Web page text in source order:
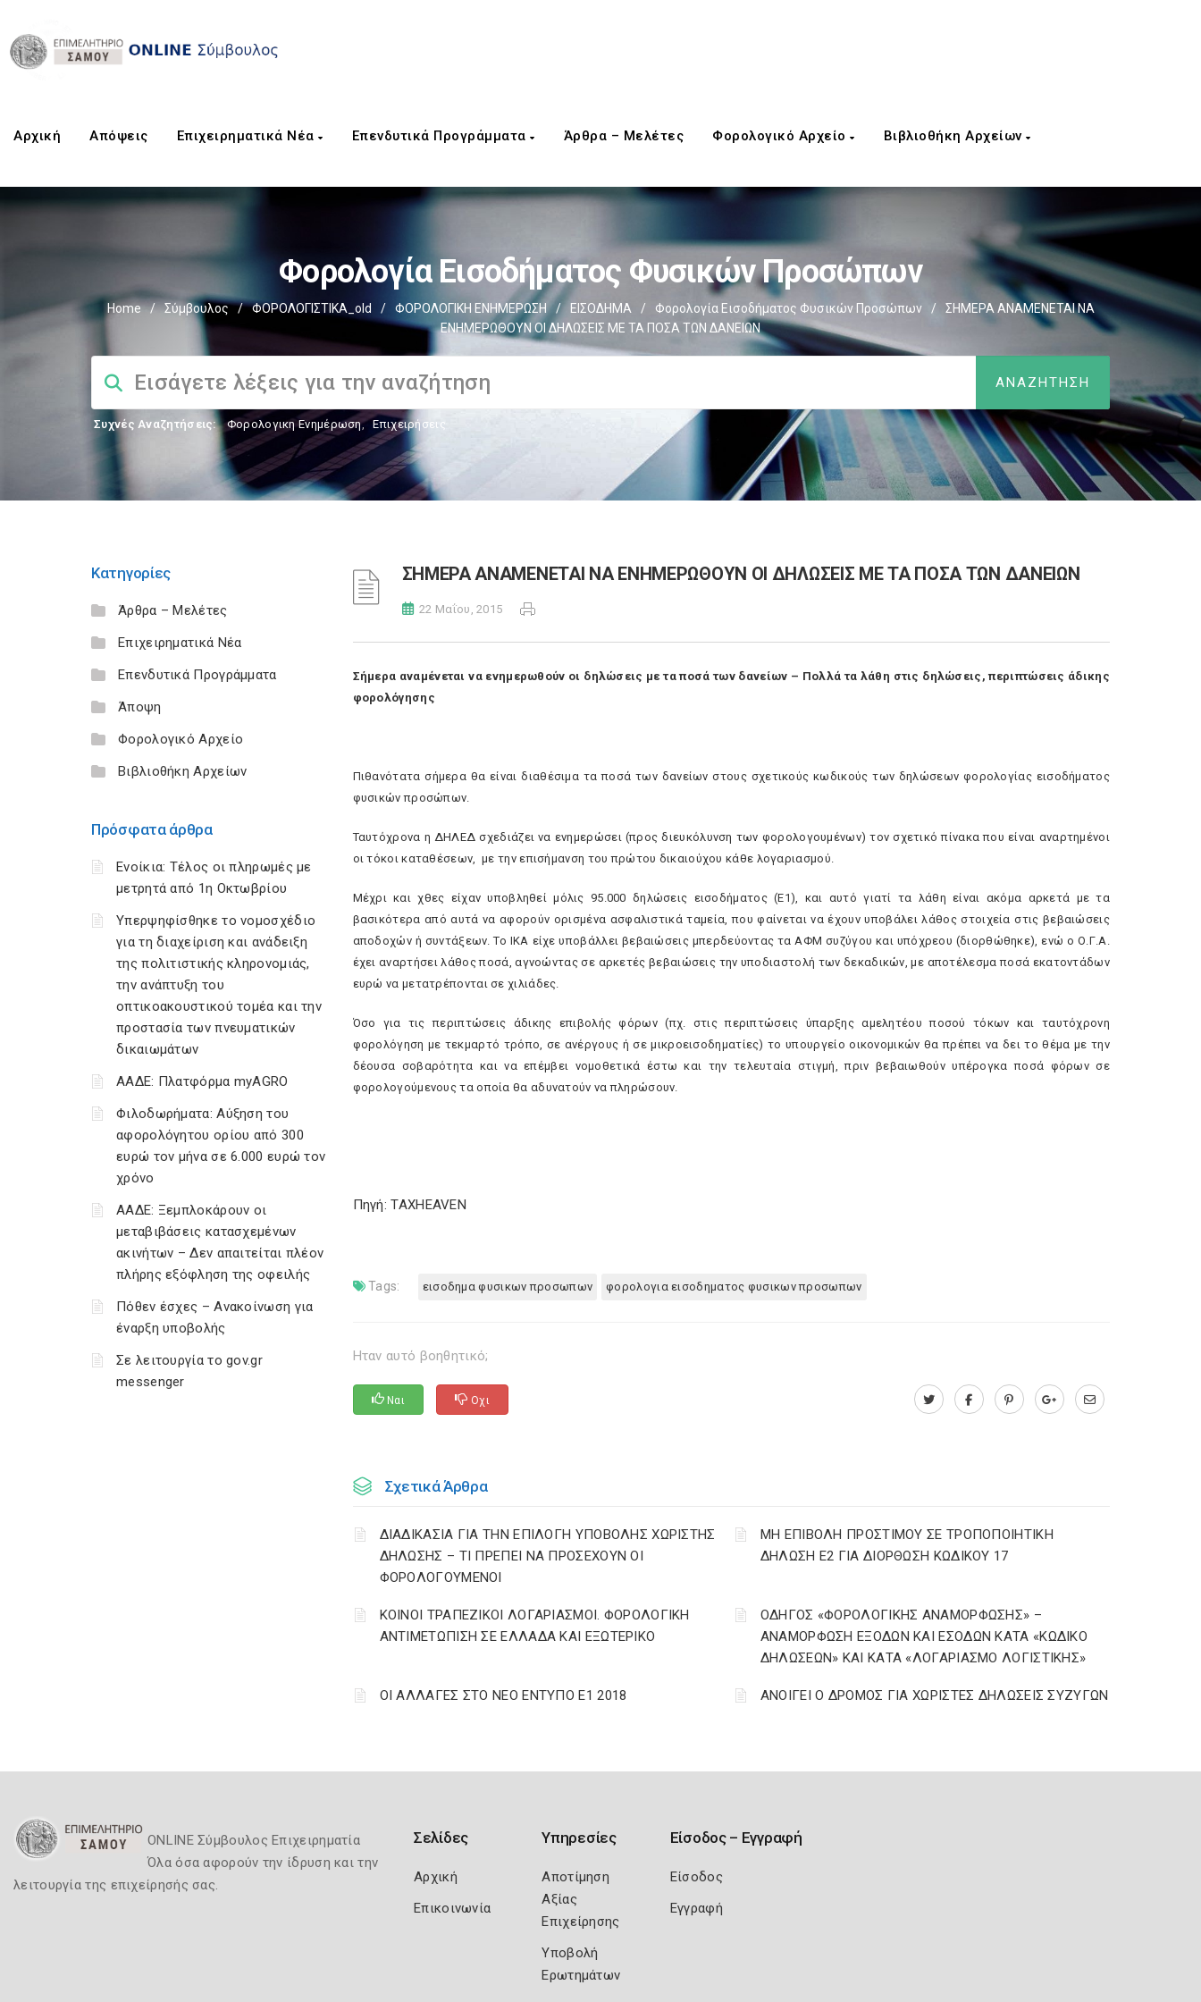
Αρχική Aπόψεις Επιχειρηματικά Νέα Επενδυτικά Προγράμματα Άρθρα – Μελέτες Φορολογικό Αρχείο Βιβλιοθήκη Αρχείων
Φορολογία Εισοδήματος Φυσικών Προσώπων
Home / Σύμβουλος / ΦΟΡΟΛΟΓΙΣΤΙΚΑ_old / ΦΟΡΟΛΟΓΙΚΗ ΕΝΗΜΕΡΩΣΗ / ΕΙΣΟΔΗΜΑ / Φορολογία Εισοδήματος Φυσικών Προσώπων /
ΣΗΜΕΡΑ ΑΝΑΜΕΝΕΤΑΙ ΝΑ
ΕΝΗΜΕΡΩΘΟΥΝ ΟΙ ΔΗΛΩΣΕΙΣ ΜΕ ΤΑ ΠΟΣΑ ΤΩΝ ΔΑΝΕΙΩΝ
Συχνές Αναζητήσεις: Φορολογικη Ενημέρωση, Επιχειρήσεις
Κατηγορίες
Άρθρα – Μελέτες
Επιχειρηματικά Νέα
Επενδυτικά Προγράμματα
Άποψη
Φορολογικό Αρχείο
Βιβλιοθήκη Αρχείων
Πρόσφατα άρθρα
Ενοίκια: Τέλος οι πληρωμές με
μετρητά από 1η Οκτωβρίου
Υπερψηφίσθηκε το νομοσχέδιο
για τη διαχείριση και ανάδειξη
της πολιτιστικής κληρονομιάς,
την ανάπτυξη του
οπτικοακουστικού τομέα και την
προστασία των πνευματικών
δικαιωμάτων
ΑΑΔΕ: Πλατφόρμα myAGRO
Φιλοδωρήματα: Αύξηση του
αφορολόγητου ορίου από 300
ευρώ τον μήνα σε 6.000 ευρώ τον
χρόνο
ΑΑΔΕ: Ξεμπλοκάρουν οι
μεταβιβάσεις κατασχεμένων
ακινήτων – Δεν απαιτείται πλέον
πλήρης εξόφληση της οφειλής
Πόθεν έσχες – Ανακοίνωση για
έναρξη υποβολής
Σε λειτουργία το gov.gr
messenger
ΣΗΜΕΡΑ ΑΝΑΜΕΝΕΤΑΙ ΝΑ ΕΝΗΜΕΡΩΘΟΥΝ ΟΙ ΔΗΛΩΣΕΙΣ ΜΕ ΤΑ ΠΟΣΑ ΤΩΝ ΔΑΝΕΙΩΝ
22 Μαΐου, 2015
Σήμερα αναμένεται να ενημερωθούν οι δηλώσεις με τα ποσά των δανείων – Πολλά τα λάθη στις δηλώσεις, περιπτώσεις άδικης
φορολόγησης
Πιθανότατα σήμερα θα είναι διαθέσιμα τα ποσά των δανείων στους σχετικούς κωδικούς των δηλώσεων φορολογίας εισοδήματος
φυσικών προσώπων.
Ταυτόχρονα η ΔΗΛΕΔ σχεδιάζει να ενημερώσει (προς διευκόλυνση των φορολογουμένων) τον σχετικό πίνακα που είναι αναρτημένοι
οι τόκοι καταθέσεων, με την επισήμανση του πρώτου δικαιούχου κάθε λογαριασμού.
Μέχρι και χθες είχαν υποβληθεί μόλις 95.000 δηλώσεις εισοδήματος (Ε1), και αυτό γιατί τα λάθη είναι ακόμα αρκετά με τα
βασικότερα από αυτά να αφορούν ορισμένα ασφαλιστικά ταμεία, που φαίνεται να έχουν υποβάλει λάθος στοιχεία στις βεβαιώσεις
αποδοχών ή συντάξεων. Το ΙΚΑ είχε υποβάλλει βεβαιώσεις μπερδεύοντας τα ΑΦΜ συζύγου και υπόχρεου (διορθώθηκε), ενώ ο Ο.Γ.Α.
έχει αναρτήσει λάθος ποσά, αγνοώντας σε αρκετές βεβαιώσεις την υποδιαστολή των δεκαδικών, με αποτέλεσμα ποσά εκατοντάδων
ευρώ να μετατρέπονται σε χιλιάδες.
Όσο για τις περιπτώσεις άδικης επιβολής φόρων (πχ. στις περιπτώσεις ύπαρξης αμελητέου ποσού τόκων και ταυτόχρονη
φορολόγηση με τεκμαρτό τρόπο, σε ανέργους ή σε μικροεισοδηματίες) το υπουργείο οικονομικών θα πρέπει να δει το θέμα με την
δέουσα σοβαρότητα και να επέμβει νομοθετικά έστω και την τελευταία στιγμή, πριν βεβαιωθούν υπέρογκα ποσά φόρων σε
φορολογούμενους τα οποία θα αδυνατούν να πληρώσουν.
Πηγή: TAXHEAVEN
Tags: εισοδημα φυσικων προσωπων φορολογια εισοδηματος φυσικων προσωπων
Ηταν αυτό βοηθητικό;
Ναι Οχι
Σχετικά Άρθρα
ΔΙΑΔΙΚΑΣΙΑ ΓΙΑ ΤΗΝ ΕΠΙΛΟΓΗ ΥΠΟΒΟΛΗΣ ΧΩΡΙΣΤΗΣ
ΔΗΛΩΣΗΣ – ΤΙ ΠΡΕΠΕΙ ΝΑ ΠΡΟΣΕΧΟΥΝ ΟΙ
ΦΟΡΟΛΟΓΟΥΜΕΝΟΙ
ΜΗ ΕΠΙΒΟΛΗ ΠΡΟΣΤΙΜΟΥ ΣΕ ΤΡΟΠΟΠΟΙΗΤΙΚΗ
ΔΗΛΩΣΗ Ε2 ΓΙΑ ΔΙΟΡΘΩΣΗ ΚΩΔΙΚΟΥ 17
ΚΟΙΝΟΙ ΤΡΑΠΕΖΙΚΟΙ ΛΟΓΑΡΙΑΣΜΟΙ. ΦΟΡΟΛΟΓΙΚΗ
ΑΝΤΙΜΕΤΩΠΙΣΗ ΣΕ ΕΛΛΑΔΑ ΚΑΙ ΕΞΩΤΕΡΙΚΟ
ΟΔΗΓΟΣ «ΦΟΡΟΛΟΓΙΚΗΣ ΑΝΑΜΟΡΦΩΣΗΣ» –
ΑΝΑΜΟΡΦΩΣΗ ΕΞΟΔΩΝ ΚΑΙ ΕΣΟΔΩΝ ΚΑΤΑ «ΚΩΔΙΚΟ
ΔΗΛΩΣΕΩΝ» ΚΑΙ ΚΑΤΑ «ΛΟΓΑΡΙΑΣΜΟ ΛΟΓΙΣΤΙΚΗΣ»
ΟΙ ΑΛΛΑΓΕΣ ΣΤΟ ΝΕΟ ΕΝΤΥΠΟ Ε1 2018 ΑΝΟΙΓΕΙ Ο ΔΡΟΜΟΣ ΓΙΑ ΧΩΡΙΣΤΕΣ ΔΗΛΩΣΕΙΣ ΣΥΖΥΓΩΝ
ONLINE Σύμβουλος Επιχειρηματία
Όλα όσα αφορούν την ίδρυση και την
λειτουργία της επιχείρησής σας.
Σελίδες
Αρχική
Επικοινωνία
Υπηρεσίες
Αποτίμηση
Αξίας
Επιχείρησης
Υποβολή
Ερωτημάτων
Είσοδος – Εγγραφή
Είσοδος
Εγγραφή